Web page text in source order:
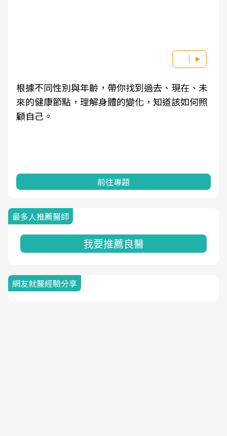
根據不同性別與年齡，帶你找到過去、現在、未
來的健康節點，理解身體的變化，知道該如何照
顧自己。
前往專題
最多人推薦醫師
我要推薦良醫
網友就醫經驗分享